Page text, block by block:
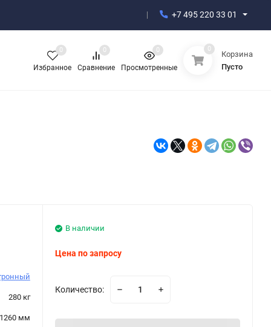
+7 495 220 33 01
Избранное
0
Сравнение
0
Просмотренные
0 0
Корзина
Пусто
280 кг
1260 мм
В наличии
Цена по запросу
Количество: